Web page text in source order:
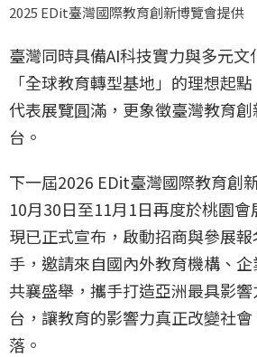
2025 EDit臺灣國際教育創新博覽會提供
臺灣同時具備AI科技實力與多元
「全球教育轉型基地」的理想起
代表展覽圓滿，更象徵臺灣教育
台。
下一屆2026 EDit臺灣國際教育創
10月30日至11月1日再度於桃園會
現已正式宣布，啟動招商與參展
手，邀請來自國內外教育機構、
共襄盛舉，攜手打造亞洲最具影
台，讓教育的影響力真正改變社
落。